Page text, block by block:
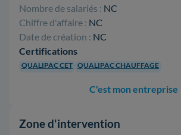
Nombre de salariés : NC
Chiffre d'affaire : NC
Date de création : NC
Certifications
QUALIPAC CET QUALIPAC CHAUFFAGE
C'est mon entreprise
Zone d'intervention